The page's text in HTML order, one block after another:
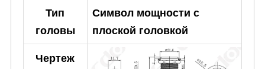
Тип
головы
Символ мощности с
плоской головкой
Чертеж